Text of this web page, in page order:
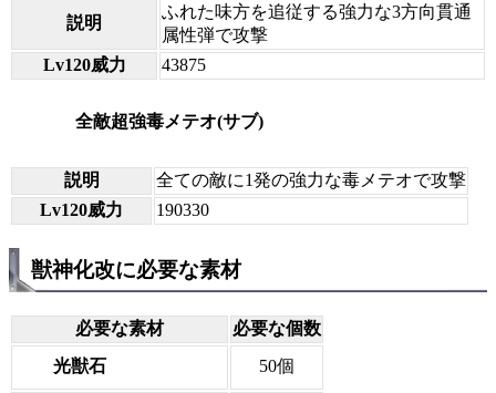
説明
ふれた味方を追従する強力な3方向貫通
属性弾で攻撃
Lv120威力
43875
全敵超強毒メテオ(サブ)
説明
全ての敵に1発の強力な毒メテオで攻撃
Lv120威力
190330
獣神化改に必要な素材
必要な素材
必要な個数
光獣石
50個